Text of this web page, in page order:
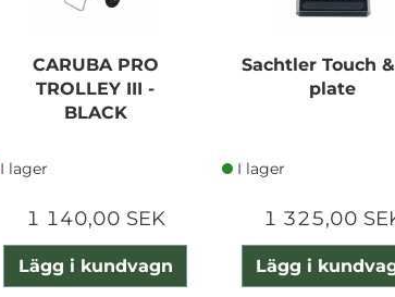
CARUBA PRO
TROLLEY III -
BLACK
I lager
1 140,00 SEK
Lägg i kundvagn
Sachtler Touch
plate
I lager
1 325,00
Lägg i